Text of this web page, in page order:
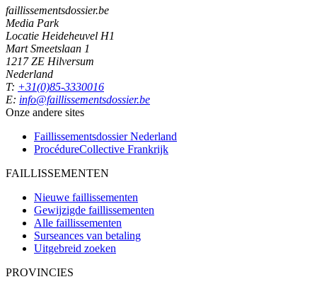
faillissementsdossier.be
Media Park
Locatie Heideheuvel H1
Mart Smeetslaan 1
1217 ZE Hilversum
Nederland
T: +31(0)85-3330016
E: info@faillissementsdossier.be
Onze andere sites
Faillissementsdossier Nederland
ProcédureCollective Frankrijk
FAILLISSEMENTEN
Nieuwe faillissementen
Gewijzigde faillissementen
Alle faillissementen
Surseances van betaling
Uitgebreid zoeken
PROVINCIES